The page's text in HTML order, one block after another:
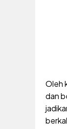
Oleh
dan